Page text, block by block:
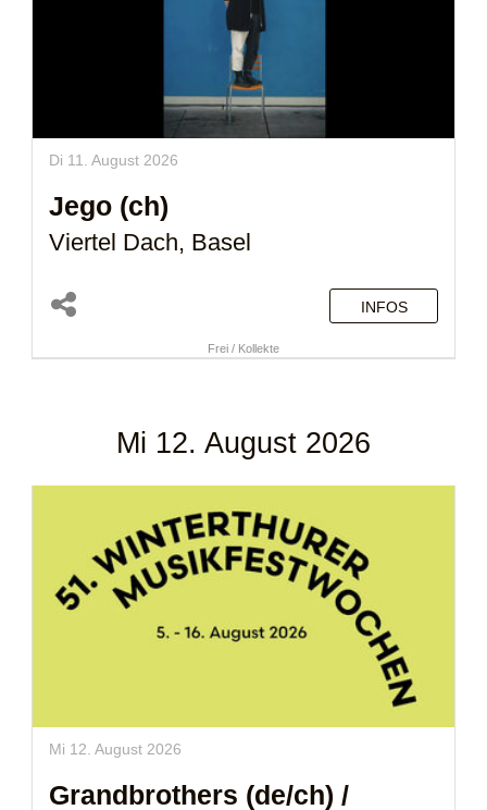
Di 11. August 2026
Jego (ch)
Viertel Dach, Basel
INFOS
Frei / Kollekte
Mi 12. August 2026
Mi 12. August 2026
Grandbrothers (de/ch) /